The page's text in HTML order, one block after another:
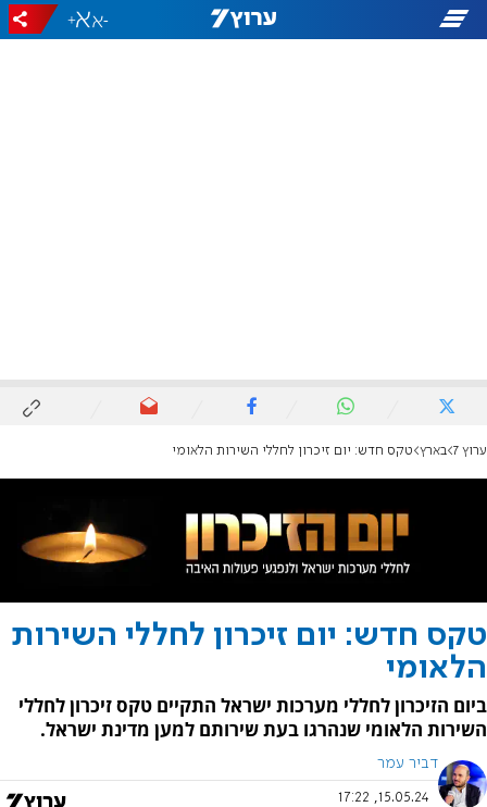
-
+
ערוץ 7 בארץ טקס חדש: יום זיכרון לחללי השירות הלאומי
טקס חדש: יום זיכרון לחללי השירות
הלאומי
ביום הזיכרון ‏לחללי מערכות ישראל התקיים טקס זיכרון לחללי
השירות הלאומי שנהרגו בעת שירותם למען מדינת ישראל.
דביר עמר
15.05.24, 17:22